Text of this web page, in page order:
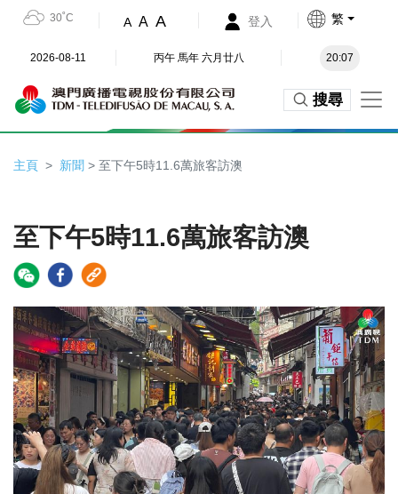
30˚C A A A 登入 繁
2026-08-11 丙午 馬年 六月廿八 20:07
搜尋
主頁 新聞 > 至下午5時11.6萬旅客訪澳
至下午5時11.6萬旅客訪澳